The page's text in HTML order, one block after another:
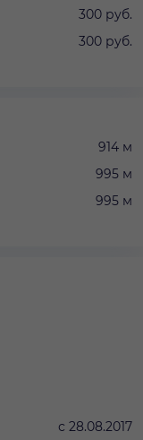
300 руб.
300 руб.
914 м
995 м
995 м
с 28.08.2017